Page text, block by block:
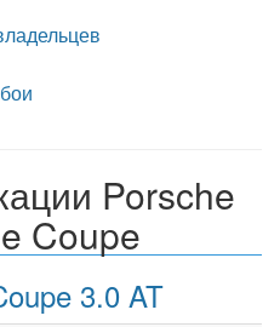
Porsche
Coupe
3.0 AT